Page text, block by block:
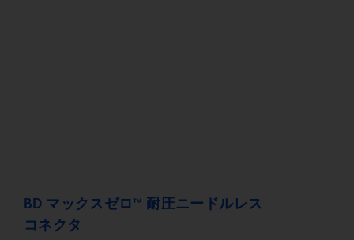
BD マックスゼロ™ 耐圧ニードルレス
コネクタ